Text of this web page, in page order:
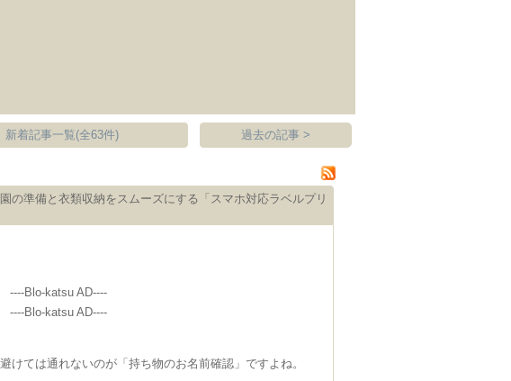
新着記事一覧(全63件) 過去の記事 >
の準備と衣類収納をスムーズにする「スマホ対応ラベルプリ
----Blo-katsu AD----
----Blo-katsu AD----
けては通れないのが「持ち物のお名前確認」ですよね。